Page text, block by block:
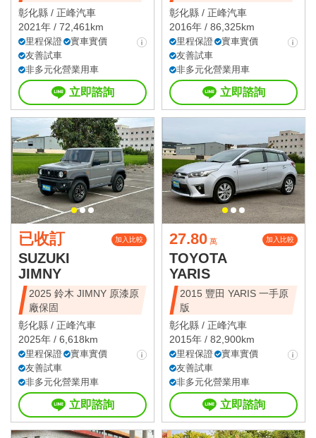
彰化縣 / 正峰汽車
2021年 / 72,461km
里程保證
實車實價
友善試車
非多元化營業用車
立即諮詢
彰化縣 / 正峰汽車
2016年 / 86,325km
里程保證
實車實價
友善試車
非多元化營業用車
立即諮詢
已收訂 加入比較
SUZUKI
JIMNY
2025 鈴木 JIMNY 原漆原
廠保固
彰化縣 / 正峰汽車
2025年 / 6,618km
里程保證
實車實價
友善試車
非多元化營業用車
立即諮詢
27.80 萬 加入比較
TOYOTA
YARIS
2015 豐田 YARIS 一手原
版
彰化縣 / 正峰汽車
2015年 / 82,900km
里程保證
實車實價
友善試車
非多元化營業用車
立即諮詢